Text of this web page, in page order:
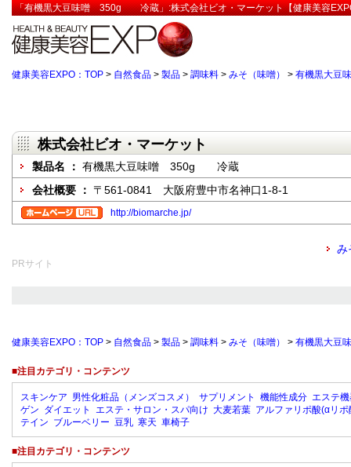
「有機黒大豆味噌 350g 冷蔵」:株式会社ビオ・マーケット【健康美容
健康美容EXPO：TOP > 自然食品 > 製品 > 調味料 > みそ（味噌） > 有機黒大
株式会社ビオ・マーケット
製品名 ： 有機黒大豆味噌 350g 冷蔵
会社概要 ： 〒561-0841 大阪府豊中市名神口1-8-1
http://biomarche.jp/
み
PRサイト
健康美容EXPO：TOP > 自然食品 > 製品 > 調味料 > みそ（味噌） > 有機黒大
■注目カテゴリ・コンテンツ
スキンケア 男性化粧品（メンズコスメ） サプリメント 機能性成分 エステ
ゲン ダイエット エステ・サロン・スパ向け 大麦若葉 アルファリポ酸(αリポ
テイン ブルーベリー 豆乳 寒天 車椅子
■注目カテゴリ・コンテンツ